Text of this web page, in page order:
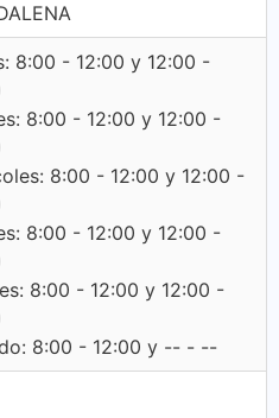
8:00 - 12:00 y 12:00 -
8:00 - 12:00 y 12:00 -
8:00 - 12:00 y 12:00 -
8:00 - 12:00 y 12:00 -
8:00 - 12:00 y 12:00 -
8:00 - 12:00 y -- - --